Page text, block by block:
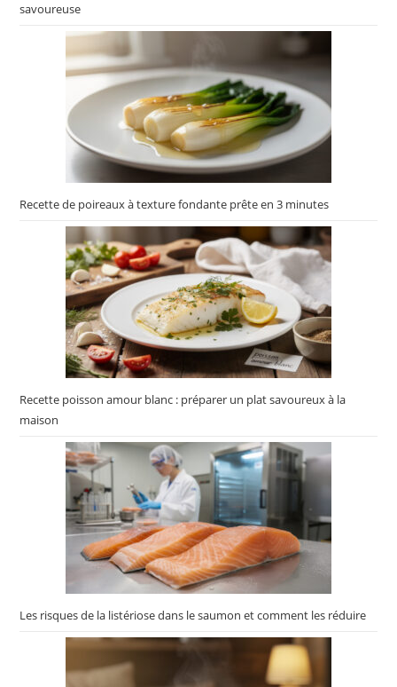
savoureuse
Recette de poireaux à texture fondante prête en 3 minutes
Recette poisson amour blanc : préparer un plat savoureux à la
maison
Les risques de la listériose dans le saumon et comment les réduire